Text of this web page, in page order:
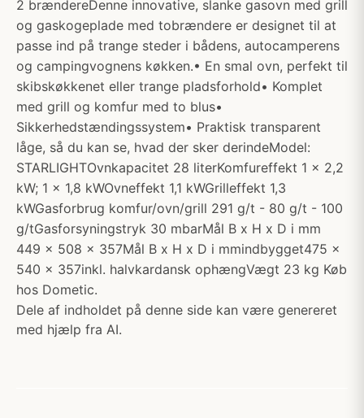
2 brændereDenne innovative, slanke gasovn med grill
og gaskogeplade med tobrændere er designet til at
passe ind på trange steder i bådens, autocamperens
og campingvognens køkken.• En smal ovn, perfekt til
skibskøkkenet eller trange pladsforhold• Komplet
med grill og komfur med to blus•
Sikkerhedstændingssystem• Praktisk transparent
låge, så du kan se, hvad der sker derindeModel:
STARLIGHTOvnkapacitet 28 literKomfureffekt 1 x 2,2
kW; 1 x 1,8 kWOvneffekt 1,1 kWGrilleffekt 1,3
kWGasforbrug komfur/ovn/grill 291 g/t - 80 g/t - 100
g/tGasforsyningstryk 30 mbarMål B x H x D i mm
449 x 508 x 357Mål B x H x D i mmindbygget475 x
540 x 357inkl. halvkardansk ophængVægt 23 kg Køb
hos Dometic.
Dele af indholdet på denne side kan være genereret
med hjælp fra AI.